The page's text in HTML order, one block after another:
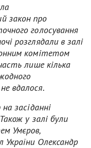
закон про
голосування
розглядали в залі
комітетом
лише кілька
вдалося.
засіданні
у залі були
Умєров,
України Олександр